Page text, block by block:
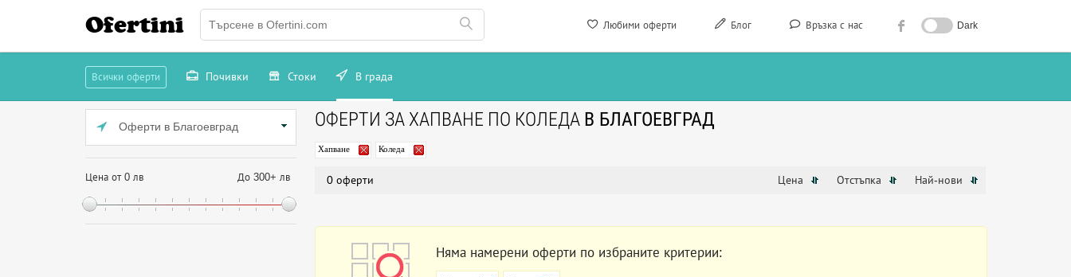
Любими оферти Блог Връзка с нас Dark
Ofertini
Всички оферти Почивки Стоки В града
Оферти в Благоевград
Цена от 0 лв До 300+ лв
ОФЕРТИ ЗА ХАПВАНЕ ПО КОЛЕДА В БЛАГОЕВГРАД
Хапване Коледа
0 оферти Цена Отстъпка Най-нови
Няма намерени оферти по избраните критерии: